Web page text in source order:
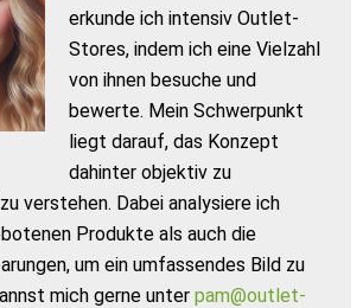
erkunde ich intensiv Outlet-
Stores, indem ich eine Vielzahl
von ihnen besuche und
bewerte. Mein Schwerpunkt
liegt darauf, das Konzept
dahinter objektiv zu
verstehen. Dabei analysiere ich
Produkte als auch die
um ein umfassendes Bild zu
mich gerne unter pam@outlet-